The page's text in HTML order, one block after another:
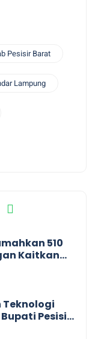
Pesisir Barat
Lampung
510
Kaitkan
Politik
Teknologi
Pesisir
Sister City